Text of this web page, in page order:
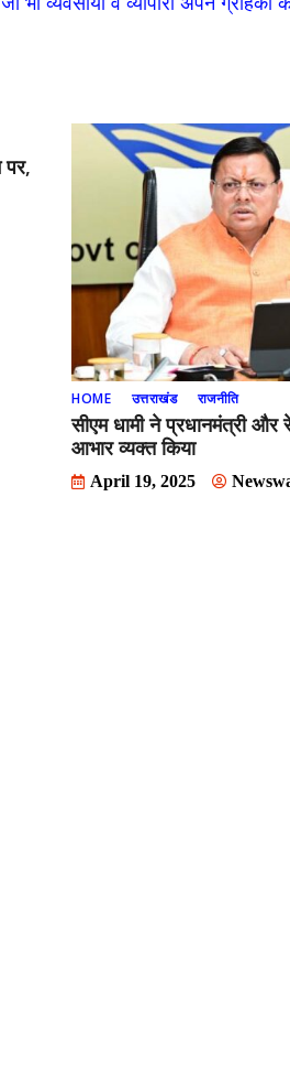
पर,
HOME उत्तराखंड राजनीति
सीएम धामी ने प्रधानमंत्री और
आभार व्यक्त किया
April 19, 2025